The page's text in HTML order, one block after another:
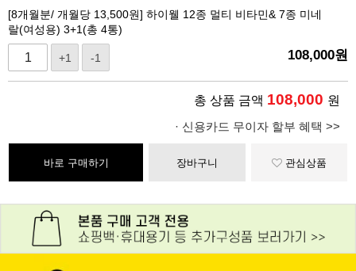
[8개월분/ 개월당 13,500원] 하이웰 12종 멀티 비타민& 7종 미네
랄(여성용) 3+1(총 4통)
+1 -1 108,000원
총 상품 금액 108,000 원
· 신용카드 무이자 할부 혜택 >>
바로 구매하기 장바구니 관심상품